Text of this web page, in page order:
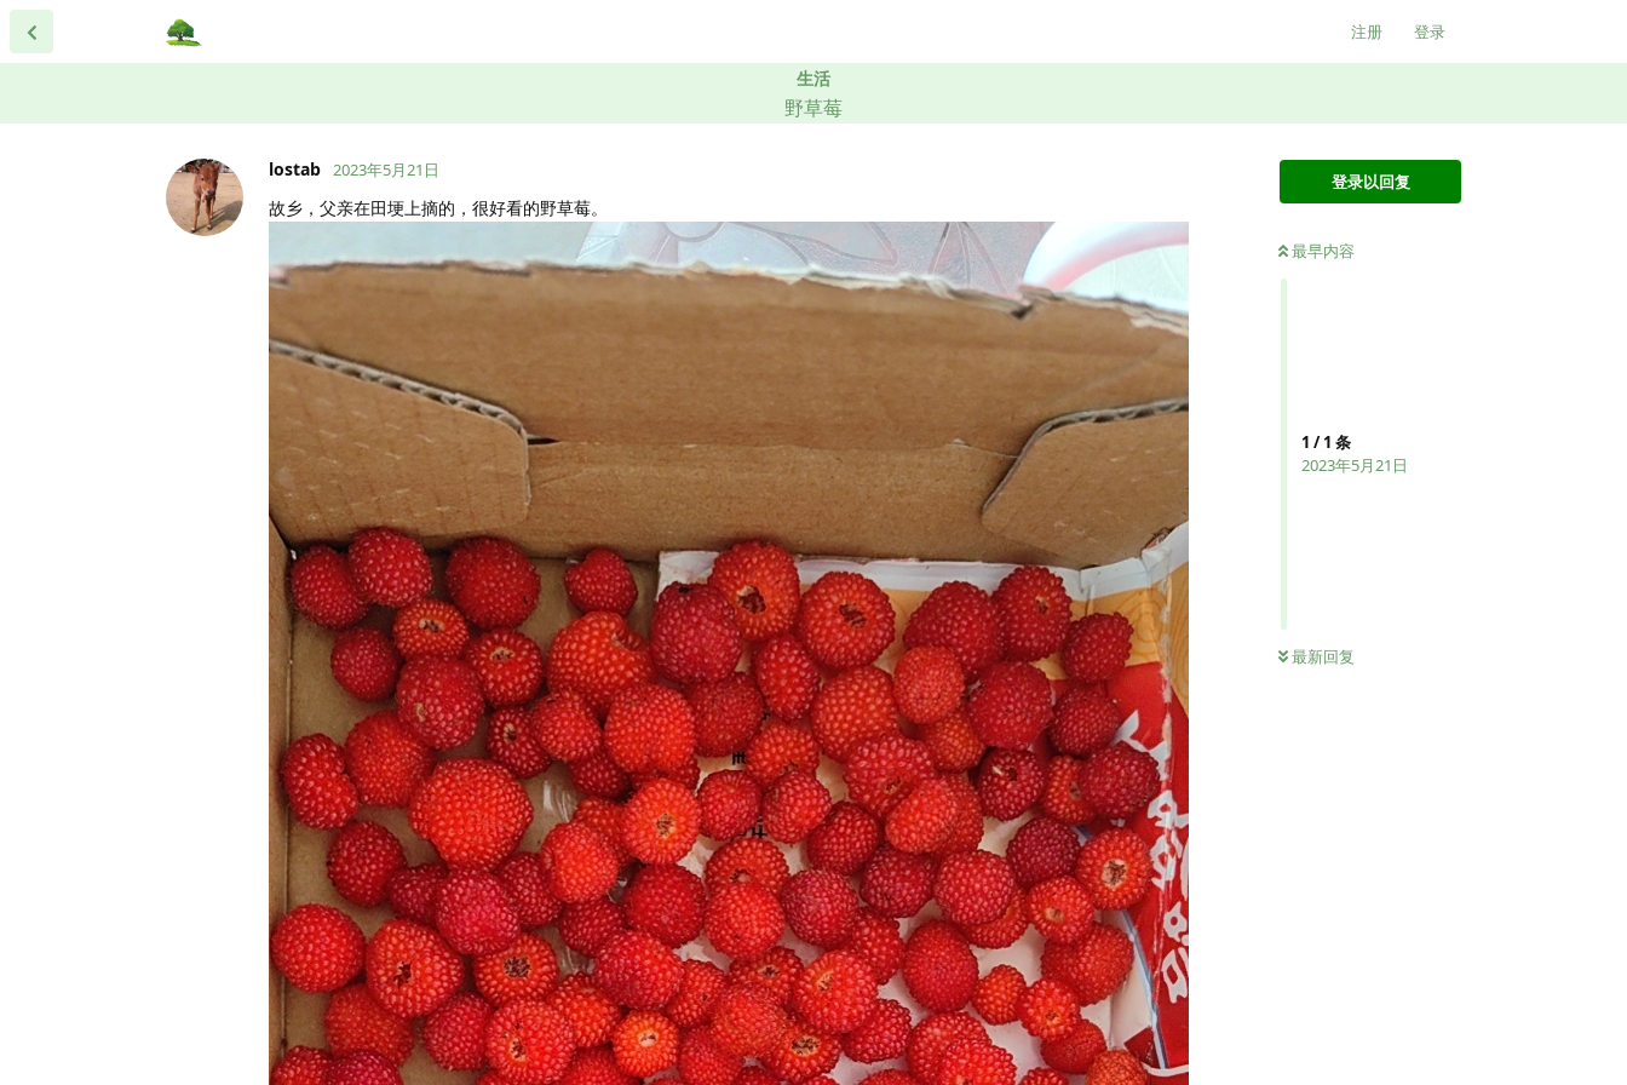
注册 登录
生活
野草莓
登录以回复
最早内容
1 /1 条
2023年5月21日
最新回复
lostab 2023年5月21日
故乡，父亲在田埂上摘的，很好看的野草莓。